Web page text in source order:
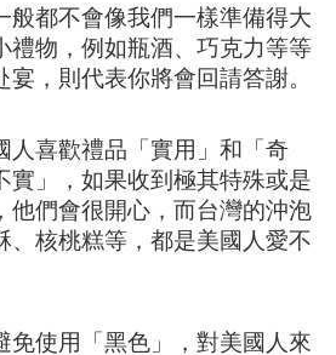
般都不會像我們一樣準備得大
禮物，例如瓶酒、巧克力等等
，則代表你將會回請答謝。
人喜歡禮品「實用」和「奇
實」，如果收到極其特殊或是
他們會很開心，而台灣的沖泡
、核桃糕等，都是美國人愛不
免使用「黑色」，對美國人來